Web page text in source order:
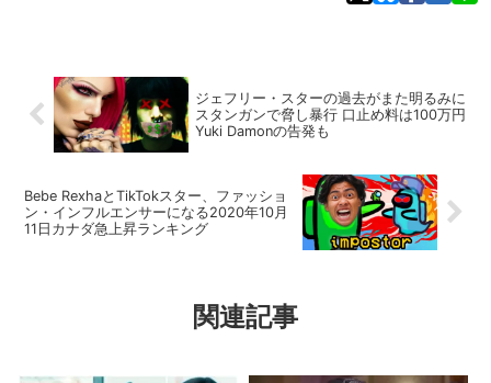
ジェフリー・スターの過去がまた明るみに
スタンガンで脅し暴行 口止め料は100万円
Yuki Damonの告発も
Bebe RexhaとTikTokスター、ファッショ
ン・インフルエンサーになる2020年10月
11日カナダ急上昇ランキング
関連記事